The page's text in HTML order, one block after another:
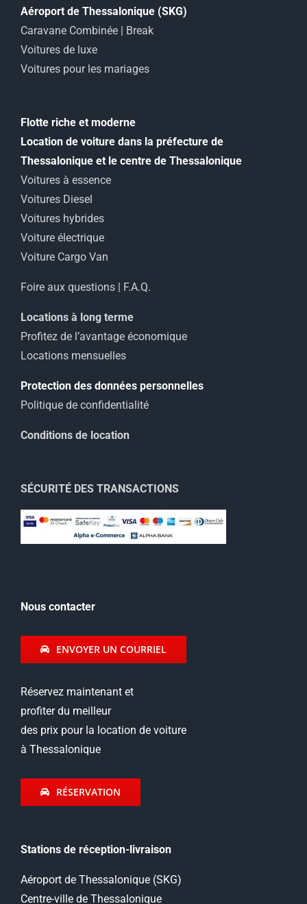
Aéroport de Thessalonique (SKG)
Caravane Combinée | Break
Voitures de luxe
Voitures pour les mariages
Flotte riche et moderne
Location de voiture dans la préfecture de
Thessalonique et le centre de Thessalonique
Voitures à essence
Voitures Diesel
Voitures hybrides
Voiture électrique
Voiture Cargo Van
Foire aux questions | F.A.Q.
Locations à long terme
Profitez de l’avantage économique
Locations mensuelles
Protection des données personnelles
Politique de confidentialité
Conditions de location
SÉCURITÉ DES TRANSACTIONS
Nous contacter
ENVOYER UN COURRIEL
Réservez maintenant et
profiter du meilleur
des prix pour la location de voiture
à Thessalonique
RÉSERVATION
Stations de réception-livraison
Aéroport de Thessalonique (SKG)
Centre-ville de Thessalonique